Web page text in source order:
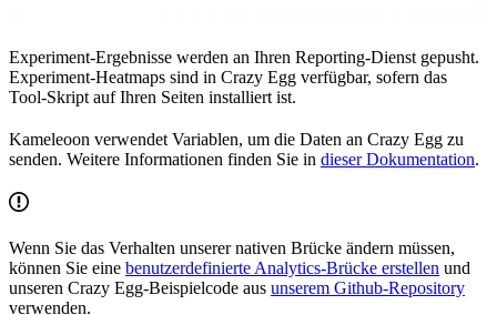
Experiment-Ergebnisse werden an Ihren Reporting-Dienst gepusht.
Experiment-Heatmaps sind in Crazy Egg verfügbar, sofern das
Tool-Skript auf Ihren Seiten installiert ist.
Kameleoon verwendet Variablen, um die Daten an Crazy Egg zu
senden. Weitere Informationen finden Sie in dieser Dokumentation.
Wenn Sie das Verhalten unserer nativen Brücke ändern müssen,
können Sie eine benutzerdefinierte Analytics-Brücke erstellen und
unseren Crazy Egg-Beispielcode aus unserem Github-Repository
verwenden.